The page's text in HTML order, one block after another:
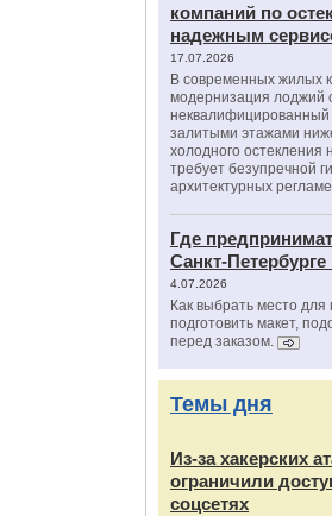
компаний по
надежным
17.07.2026
В современных жилых
модернизация лоджий
неквалифицированный
залитыми этажами
холодного
требует безупречной
архитектурных
Где
Санкт-
4.07.2026
Как выбрать место для
подготовить макет,
перед заказом.
Темы дня
Из‑за хакерских
ограничили
соцсетях